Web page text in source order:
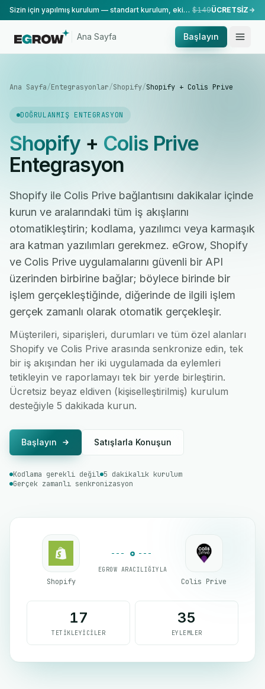
Sizin için yapılmış kurulum — standart kurulum, ekibimiz tarafından yapılır. $149ÜCRETSİZ
Ana Sayfa Başlayın
Ana Sayfa/Entegrasyonlar/Shopify/Shopify + Colis Prive
DOĞRULANMIŞ ENTEGRASYON
Shopify+ Colis Prive
Entegrasyon
Shopify ile Colis Prive bağlantısını dakikalar içinde
kurun ve aralarındaki tüm iş akışlarını
otomatikleştirin; kodlama, yazılımcı veya karmaşık
ara katman yazılımları gerekmez. eGrow, Shopify
ve Colis Prive uygulamalarını güvenli bir API
üzerinden birbirine bağlar; böylece birinde bir
işlem gerçekleştiğinde, diğerinde de ilgili işlem
gerçek zamanlı olarak otomatik gerçekleşir.
Müşterileri, siparişleri, durumları ve tüm özel alanları
Shopify ve Colis Prive arasında senkronize edin, tek
bir iş akışından her iki uygulamada da eylemleri
tetikleyin ve raporlamayı tek bir yerde birleştirin.
Ücretsiz beyaz eldiven (kişiselleştirilmiş) kurulum
desteğiyle 5 dakikada kurun.
Başlayın Satışlarla Konuşun
Kodlama gerekli değil 5 dakikalık kurulum
Gerçek zamanlı senkronizasyon
Shopify
EGROW ARACILIĞIYLA
Colis Prive
17
TETIKLEYICILER
35
EYLEMLER